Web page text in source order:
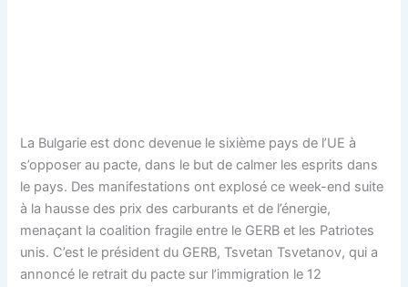
La Bulgarie est donc devenue le sixième pays de l’UE à
s’opposer au pacte, dans le but de calmer les esprits dans
le pays. Des manifestations ont explosé ce week-end suite
à la hausse des prix des carburants et de l’énergie,
menaçant la coalition fragile entre le GERB et les Patriotes
unis. C’est le président du GERB, Tsvetan Tsvetanov, qui a
annoncé le retrait du pacte sur l’immigration le 12